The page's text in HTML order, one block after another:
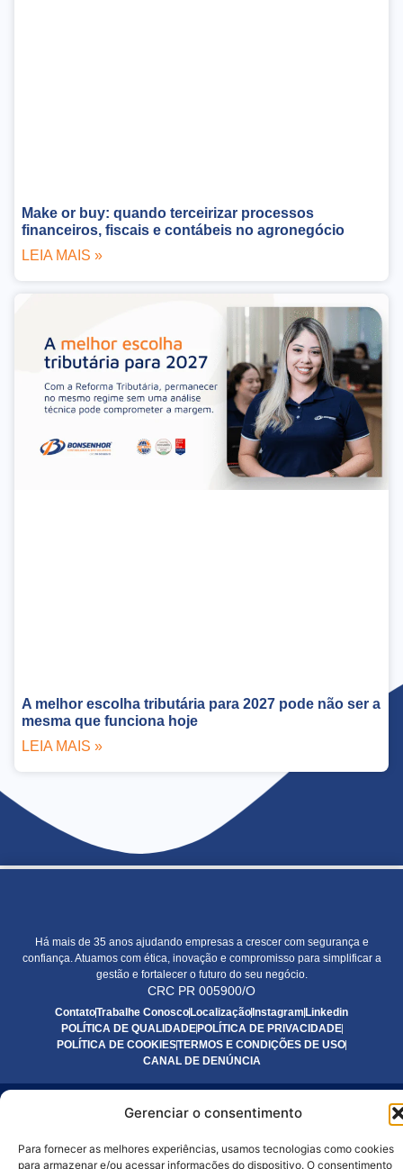
Gerenciar o consentimento
Para fornecer as melhores experiências, usamos tecnologias como cookies
para armazenar e/ou acessar informações do dispositivo. O consentimento
Make or buy: quando terceirizar processos
financeiros, fiscais e contábeis no agronegócio
LEIA MAIS »
A melhor escolha tributária para 2027 pode não ser a
mesma que funciona hoje
LEIA MAIS »
Há mais de 35 anos ajudando empresas a crescer com segurança e
confiança. Atuamos com ética, inovação e compromisso para simplificar a
gestão e fortalecer o futuro do seu negócio.
CRC PR 005900/O
ContatoTrabalhe Conosco Localização Instagram Linkedin
POLÍTICA DE QUALIDADE POLÍTICA DE PRIVACIDADE
POLÍTICA DE COOKIESTERMOS E CONDIÇÕES DE USO
CANAL DE DENÚNCIA
Feito com Amor e Expertise por Sentido Digital.